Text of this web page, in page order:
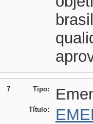
7 Tipo:
Título: